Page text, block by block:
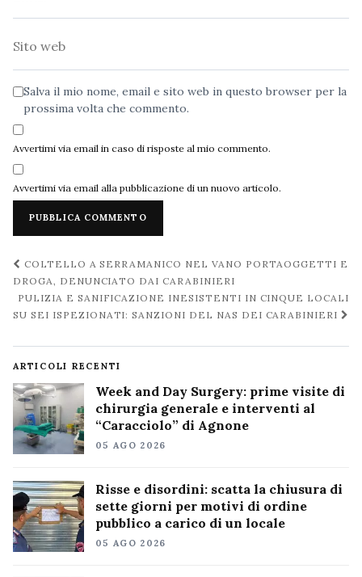
Salva il mio nome, email e sito web in questo browser per la
prossima volta che commento.
Avvertimi via email in caso di risposte al mio commento.
Avvertimi via email alla pubblicazione di un nuovo articolo.
Navigazione
post
COLTELLO A SERRAMANICO NEL VANO PORTAOGGETTI E
DROGA, DENUNCIATO DAI CARABINIERI
PULIZIA E SANIFICAZIONE INESISTENTI IN CINQUE LOCALI
SU SEI ISPEZIONATI: SANZIONI DEL NAS DEI CARABINIERI
ARTICOLI RECENTI
Week and Day Surgery: prime visite di
chirurgia generale e interventi al
“Caracciolo” di Agnone
05 AGO 2026
Risse e disordini: scatta la chiusura di
sette giorni per motivi di ordine
pubblico a carico di un locale
05 AGO 2026